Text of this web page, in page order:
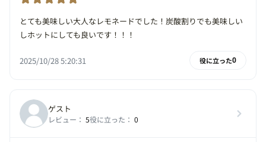
とても美味しい大人なレモネードでした！炭酸割りでも美味しい
しホットにしても良いです！！！
2025/10/28 5:20:31 役に立った0
ゲスト
レビュー： 5役に立った： 0